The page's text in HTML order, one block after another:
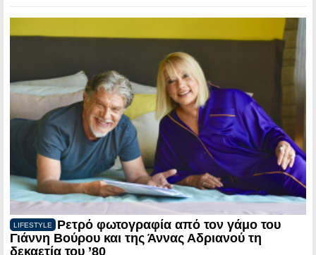
LIFESTYLE
Ρετρό φωτογραφία από τον γάμο του
Γιάννη Βούρου και της Άννας Αδριανού τη
δεκαετία του ’80